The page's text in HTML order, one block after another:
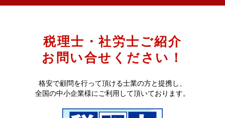
社労士 千葉県
は本業は建築業をやっていますが、エステサロン
大分県
大分市でリラクゼイションサロンを経営している
法人です。現在お願いしている先生は、助成金の
相談が出来ないため変更をすることにしました。
2026-08-04
埼玉県
さいたま市で貿易業を経営している法人です。今
期の顧問よりをお願いできる税理士の先生を探し
税理士・社労士ご紹介
お問い合せください！
格安で顧問を行って頂ける士業の方と提携し、
全国の中小企業様にご利用して頂いております。